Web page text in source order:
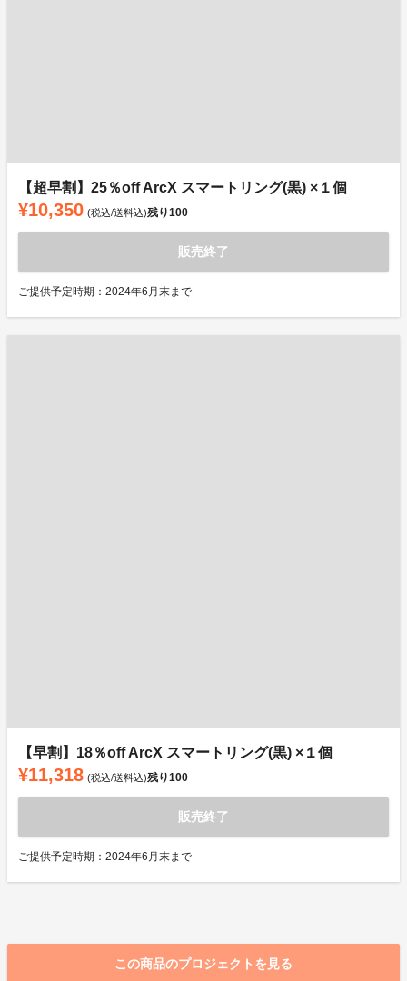
【超早割】25％off ArcX スマートリング(黒) ×１個
¥10,350 (税込/送料込)残り100
販売終了
ご提供予定時期：2024年6月末まで
【早割】18％off ArcX スマートリング(黒) ×１個
¥11,318 (税込/送料込)残り100
販売終了
ご提供予定時期：2024年6月末まで
この商品のプロジェクトを見る